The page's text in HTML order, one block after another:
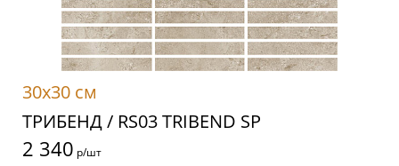
30x30 см
ТРИБЕНД / RS03 TRIBEND SP
2 340 р/шт